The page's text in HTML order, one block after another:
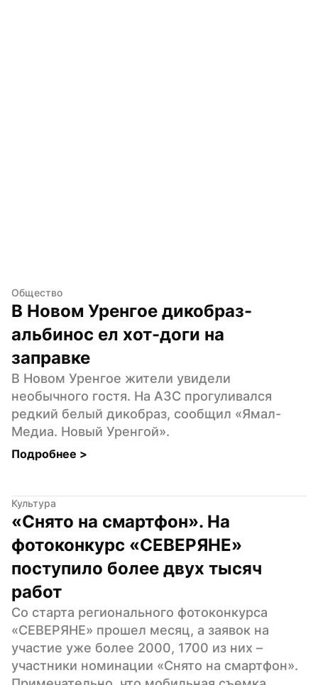
Общество
В Новом Уренгое дикобраз-
альбинос ел хот-доги на
заправке
В Новом Уренгое жители увидели
необычного гостя. На АЗС прогуливался
редкий белый дикобраз, сообщил «Ямал-
Медиа. Новый Уренгой».
Подробнее >
Культура
«Снято на смартфон». На
фотоконкурс «СЕВЕРЯНЕ»
поступило более двух тысяч
работ
Со старта регионального фотоконкурса
«СЕВЕРЯНЕ» прошел месяц, а заявок на
участие уже более 2000, 1700 из них –
участники номинации «Снято на смартфон».